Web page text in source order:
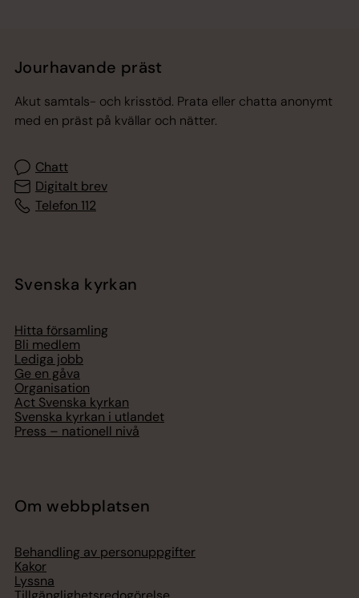
Jourhavande präst
Akut samtals- och krisstöd. Prata eller chatta anonymt
med en präst på kvällar och nätter.
Chatt
Digitalt brev
Telefon 112
Svenska kyrkan
Hitta församling
Bli medlem
Lediga jobb
Ge en gåva
Organisation
Act Svenska kyrkan
Svenska kyrkan i utlandet
Press – nationell nivå
Om webbplatsen
Behandling av personuppgifter
Kakor
Lyssna